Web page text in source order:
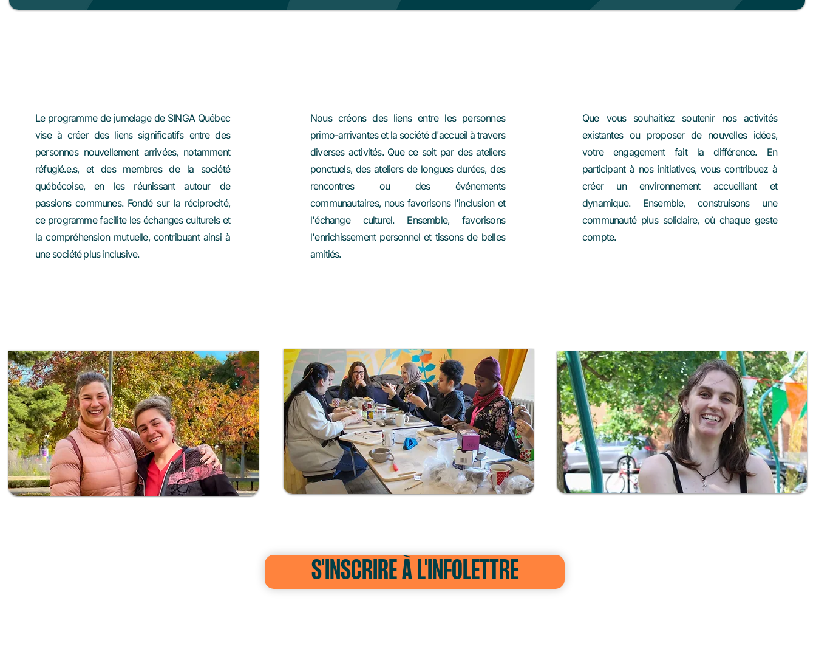
Le programme de jumelage de SINGA Québec
vise à créer des liens significatifs entre des
personnes nouvellement arrivées, notamment
réfugié.e.s, et des membres de la société
québécoise, en les réunissant autour de
passions communes. Fondé sur la réciprocité,
ce programme facilite les échanges culturels et
la compréhension mutuelle, contribuant ainsi à
une société plus inclusive. ​
​Nous créons des liens entre les personnes
primo-arrivantes et la société d'accueil à travers
diverses activités. Que ce soit par des ateliers
ponctuels, des ateliers de longues durées, des
rencontres ou des événements
communautaires, nous favorisons l'inclusion et
l'échange culturel. Ensemble, favorisons
l'enrichissement personnel et tissons de belles
amitiés.
Que vous souhaitiez soutenir nos activités
existantes ou proposer de nouvelles idées,
votre engagement fait la différence. En
participant à nos initiatives, vous contribuez à
créer un environnement accueillant et
dynamique. Ensemble, construisons une
communauté plus solidaire, où chaque geste
compte.
S'INSCRIRE À L'INFOLETTRE